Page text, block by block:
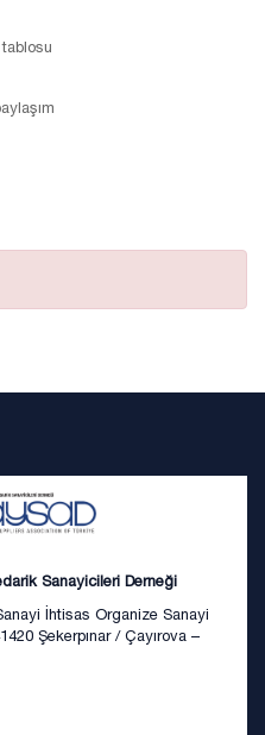
Sanayicileri Derneği
İhtisas Organize Sanayi
Şekerpınar / Çayırova –